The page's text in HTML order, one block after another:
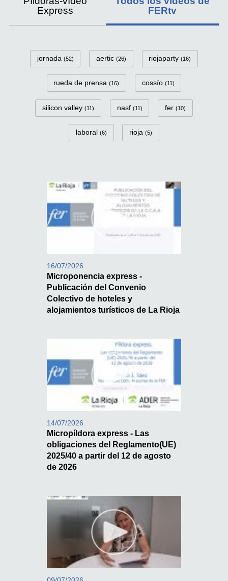
Express
FERtv
FerTv Categorías
jornada (52) aertic (26) riojaparty (16)
rueda de prensa (16) cossío (11)
silicon valley (11) nasf (11) fer (10)
laboral (6) rioja (5)
16/07/2026
Microponencia express -
Publicación del Convenio
Colectivo de hoteles y
alojamientos turísticos de La Rioja
14/07/2026
Micropíldora express - Las
obligaciones del Reglamento(UE)
2025/40 a partir del 12 de agosto
de 2026